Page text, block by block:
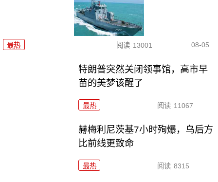
最热 阅读 13001 08-05
特朗普突然关闭领事馆，高市早
苗的美梦该醒了
最热 阅读 11067
赫梅利尼茨基7小时殉爆，乌后方
比前线更致命
最热 阅读 8315